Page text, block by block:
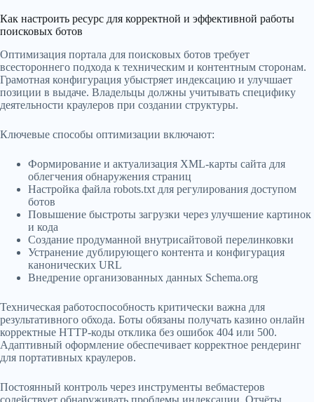
Как настроить ресурс для корректной и эффективной работы
поисковых ботов
Оптимизация портала для поисковых ботов требует
всестороннего подхода к техническим и контентным сторонам.
Грамотная конфигурация убыстряет индексацию и улучшает
позиции в выдаче. Владельцы должны учитывать специфику
деятельности краулеров при создании структуры.
Ключевые способы оптимизации включают:
Формирование и актуализация XML-карты сайта для
облегчения обнаружения страниц
Настройка файла robots.txt для регулирования доступом
ботов
Повышение быстроты загрузки через улучшение картинок
и кода
Создание продуманной внутрисайтовой перелинковки
Устранение дублирующего контента и конфигурация
канонических URL
Внедрение организованных данных Schema.org
Техническая работоспособность критически важна для
результативного обхода. Боты обязаны получать казино онлайн
корректные HTTP-коды отклика без ошибок 404 или 500.
Адаптивный оформление обеспечивает корректное рендеринг
для портативных краулеров.
Постоянный контроль через инструменты вебмастеров